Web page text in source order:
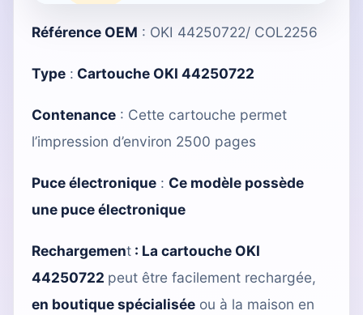
Référence OEM : OKI 44250722/ COL2256
Type : Cartouche OKI 44250722
Contenance : Cette cartouche permet
l’impression d’environ 2500 pages
Puce électronique : Ce modèle possède
une puce électronique
Rechargement : La cartouche OKI
44250722 peut être facilement rechargée,
en boutique spécialisée ou à la maison en